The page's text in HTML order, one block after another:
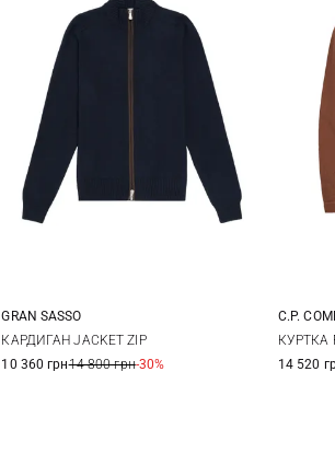
48 50
GRAN SASSO
КАРДИГАН JACKET ZIP
10 360 грн14 800 грн-30%
S
C.P.
КУРТКА
14 520